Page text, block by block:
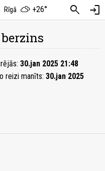
Rīgā +26° search login
30.jan 2025 21:48
reizi manīts: 30.jan 2025